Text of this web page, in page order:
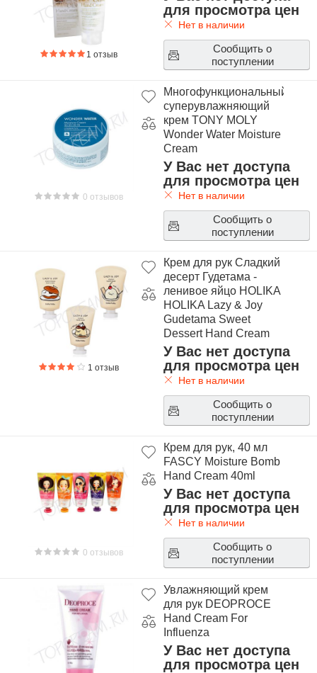
1 отзыв
для просмотра цен
Нет в наличии
Сообщить о
поступлении
0 отзывов
Многофункциональный
суперувлажняющий
крем TONY MOLY
Wonder Water Moisture
Cream
У Вас нет доступа
для просмотра цен
Нет в наличии
Сообщить о
поступлении
1 отзыв
Крем для рук Сладкий
десерт Гудетама -
ленивое яйцо HOLIKA
HOLIKA Lazy & Joy
Gudetama Sweet
Dessert Hand Cream
У Вас нет доступа
для просмотра цен
Нет в наличии
Сообщить о
поступлении
0 отзывов
Крем для рук, 40 мл
FASCY Moisture Bomb
Hand Cream 40ml
У Вас нет доступа
для просмотра цен
Нет в наличии
Сообщить о
поступлении
Увлажняющий крем
для рук DEOPROCE
Hand Cream For
Influenza
У Вас нет доступа
для просмотра цен